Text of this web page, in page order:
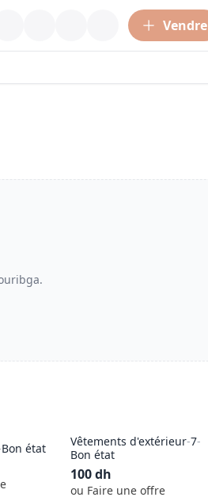
Vendre
.
Bon état Vêtements d'extérieur-7-
Bon état
100dh
ou Faire une offre